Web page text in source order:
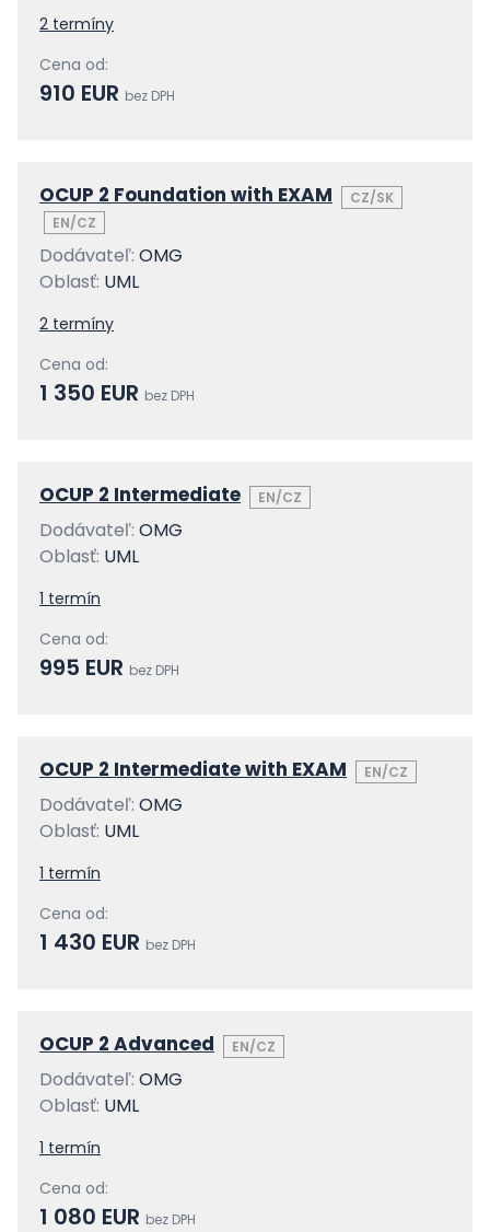
2 termíny
Cena od:
910 EUR bez DPH
OCUP 2 Foundation with EXAM
CZ/SK
EN/CZ
Dodávateľ: OMG
Oblasť: UML
2 termíny
Cena od:
1 350 EUR bez DPH
OCUP 2 Intermediate EN/CZ
Dodávateľ: OMG
Oblasť: UML
1 termín
Cena od:
995 EUR bez DPH
OCUP 2 Intermediate with EXAM EN/CZ
Dodávateľ: OMG
Oblasť: UML
1 termín
Cena od:
1 430 EUR bez DPH
OCUP 2 Advanced EN/CZ
Dodávateľ: OMG
Oblasť: UML
1 termín
Cena od:
1 080 EUR bez DPH